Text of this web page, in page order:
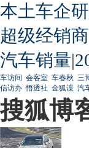
本土车企
超级经销商
汽车销量|
车访间 会客室 车春秋 三
信访办 悟透社 金狐谍 汽
搜狐博